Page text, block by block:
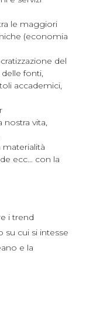
le maggiori
(economia
del
fonti,
accademici,
nostra vita,
ecc… con la
i trend
su cui si intesse
e la